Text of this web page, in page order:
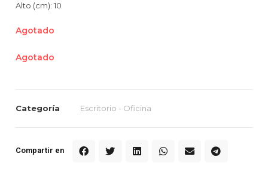
Alto (cm): 10
Agotado
Agotado
Categoría Escritorio - Oficina
Compartir en